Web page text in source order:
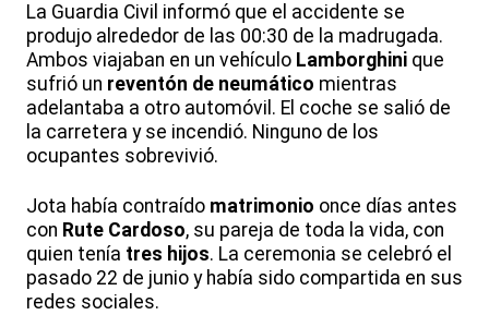
La Guardia Civil informó que el accidente se
produjo alrededor de las 00:30 de la madrugada.
Ambos viajaban en un vehículo Lamborghini que
sufrió un reventón de neumático mientras
adelantaba a otro automóvil. El coche se salió de
la carretera y se incendió. Ninguno de los
ocupantes sobrevivió.
Jota había contraído matrimonio once días antes
con Rute Cardoso, su pareja de toda la vida, con
quien tenía tres hijos. La ceremonia se celebró el
pasado 22 de junio y había sido compartida en sus
redes sociales.